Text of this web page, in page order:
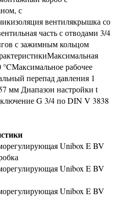
с
вентилякрышка со
часть с отводами 3/4
с зажимным кольцом
°CМаксимальное рабочее
перепад давления 1
мм Диапазон настройки t
G 3/4 по DIN V 3838
Unibox E BV
Unibox E BV
Unibox E BV